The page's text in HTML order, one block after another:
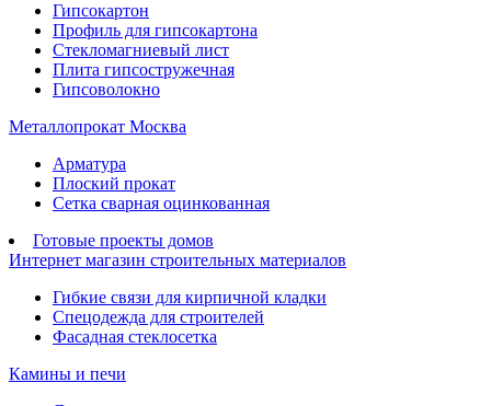
Гипсокартон
Профиль для гипсокартона
Стекломагниевый лист
Плита гипсостружечная
Гипсоволокно
Металлопрокат Москва
Арматура
Плоский прокат
Сетка сварная оцинкованная
Готовые проекты домов
Интернет магазин строительных материалов
Гибкие связи для кирпичной кладки
Спецодежда для строителей
Фасадная стеклосетка
Камины и печи